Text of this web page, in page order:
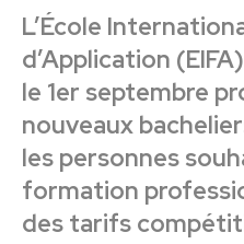
L’École
d’Application
le 1er septembre
nouveaux
les personnes
formation
des tarifs